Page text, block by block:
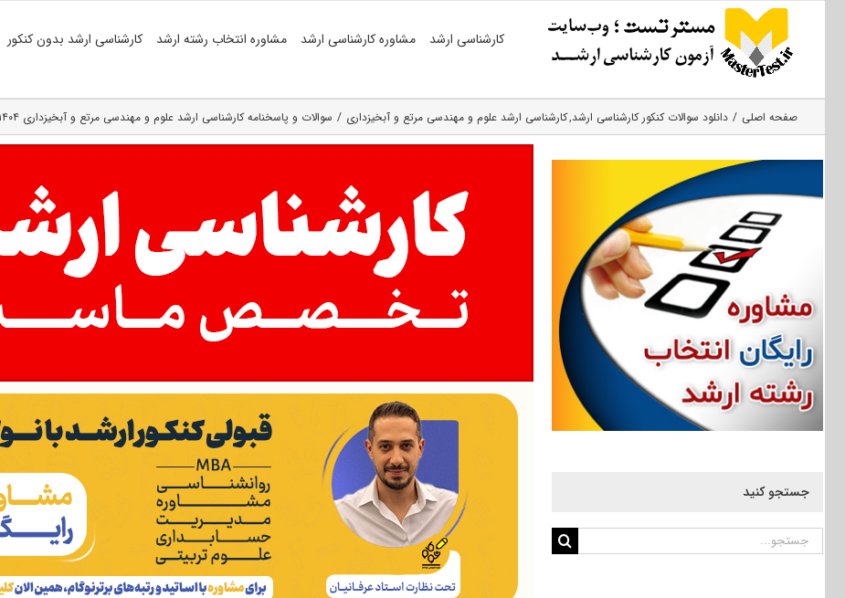
کارشناسی ارشد مشاوره کارشناسی ارشد مشاوره انتخاب رشته ارشد کارشناسی ارشد بدون کنکور
صفحه اصلی دانلود سوالات کنکور کارشناسی ارشد کارشناسی ارشد علوم و مهندسی مرتع و آبخیزداری سوالات و پاسخنامه کارشناسی ارشد علوم و مهندسی مرتع و آبخیزداری ۱۴۰۴
جستجو کنید
جستجو